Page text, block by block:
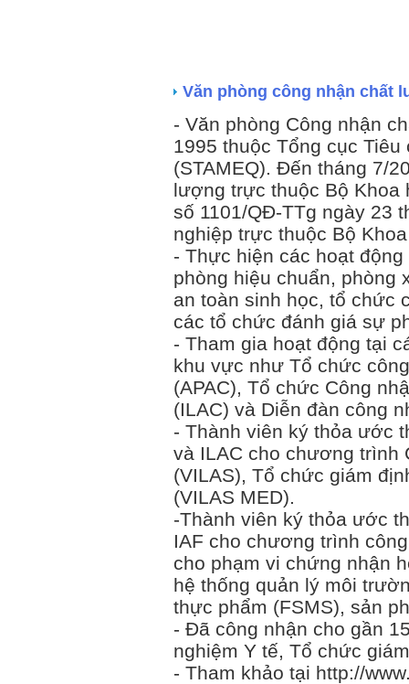
Văn phòng công nhận chất
- Văn phòng Công nhận
1995 thuộc Tổng cục
(STAMEQ). Đến tháng 7/
lượng trực thuộc Bộ Khoa
số 1101/QĐ-TTg ngày 23
nghiệp trực thuộc Bộ
- Thực hiện các hoạt
phòng hiệu chuẩn, phòng
an toàn sinh học, tổ chức
các tổ chức đánh giá sự
- Tham gia hoạt động tại
khu vực như Tổ chức
(APAC), Tổ chức Công
(ILAC) và Diễn đàn công
- Thành viên ký thỏa ước
và ILAC cho chương trình
(VILAS), Tổ chức giám
(VILAS MED).​
-Thành viên ký thỏa ước
IAF cho chương trình
cho phạm vi chứng nhận
hệ thống quản lý môi
thực phẩm (FSMS), sản
- Đã công nhận cho gần
nghiệm Y tế, Tổ chức
- Tham khảo tại http://